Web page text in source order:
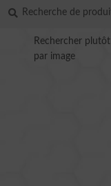
pour :
RECHERCHE
Rechercher plutôt
par image